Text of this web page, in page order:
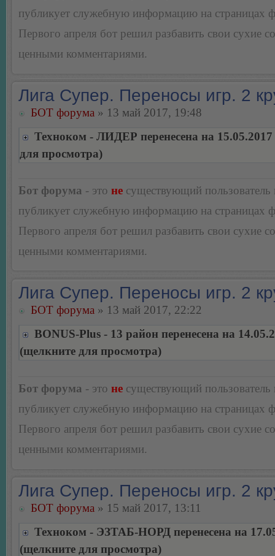
публикует служебную информацию на страницах
Первого апреля бот решил разбавить свои сухие
ценными комментариями.
Лига Супер. Переносы игр. 2
БОТ форума » 13 май 2017, 19:48
Техноком - ЛИДЕР перенесена на
для просмотра)
Бот форума - это не существующий пользователь
публикует служебную информацию на страницах
Первого апреля бот решил разбавить свои сухие
ценными комментариями.
Лига Супер. Переносы игр. 2
БОТ форума » 13 май 2017, 22:22
BONUS-Plus - 13 район перенесена на
(щелкните для просмотра)
Бот форума - это не существующий пользователь
публикует служебную информацию на страницах
Первого апреля бот решил разбавить свои сухие
ценными комментариями.
Лига Супер. Переносы игр. 2
БОТ форума » 15 май 2017, 13:11
Техноком - ЭЗТАБ-НОРД перенесена на
(щелкните для просмотра)